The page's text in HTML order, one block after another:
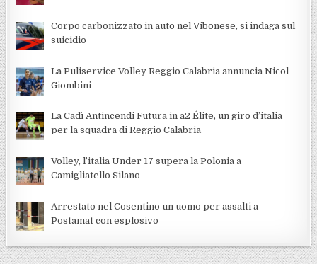
Corpo carbonizzato in auto nel Vibonese, si indaga sul
suicidio
La Puliservice Volley Reggio Calabria annuncia Nicol
Giombini
La Cadì Antincendi Futura in a2 Élite, un giro d’italia
per la squadra di Reggio Calabria
Volley, l’italia Under 17 supera la Polonia a
Camigliatello Silano
Arrestato nel Cosentino un uomo per assalti a
Postamat con esplosivo